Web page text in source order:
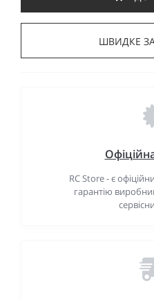
ШВИДКЕ
RC Store - є
гарантію